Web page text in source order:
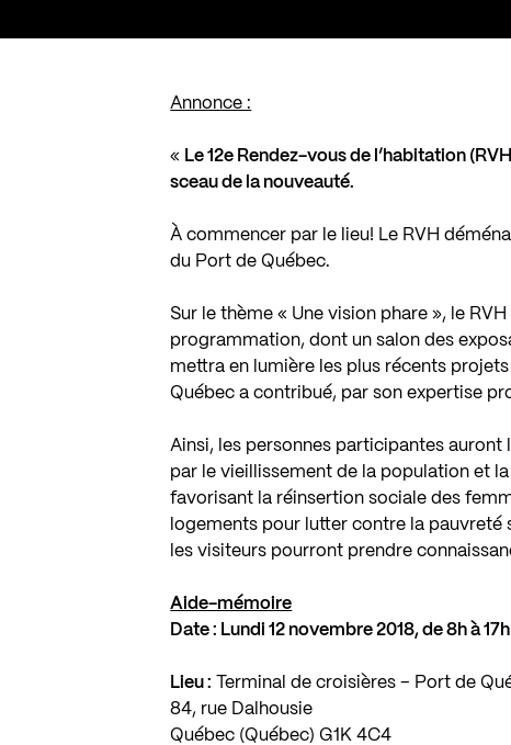
Annonce :
« Le 12e Rendez-vous de l’habitation
sceau de la nouveauté.
À commencer par le lieu! Le RVH
du Port de Québec.
Sur le thème « Une vision phare », le
programmation, dont un salon des
mettra en lumière les plus récents
Québec a contribué, par son expertise
Ainsi, les personnes participantes auront
par le vieillissement de la population et
favorisant la réinsertion sociale des
logements pour lutter contre la
les visiteurs pourront prendre
Aide-mémoire
Date : Lundi 12 novembre 2018, de 8h à 17h
Lieu : Terminal de croisières – Port de
84, rue Dalhousie
Québec (Québec) G1K 4C4